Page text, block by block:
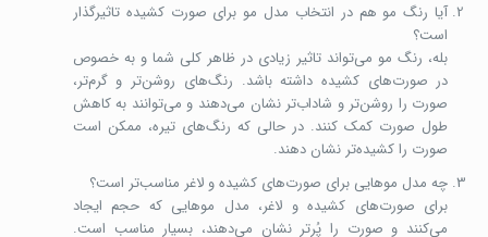
آیا رنگ مو هم در انتخاب مدل مو برای صورت کشیده تاثیرگذار
است؟
بله، رنگ مو می‌تواند تاثیر زیادی در ظاهر کلی شما و به خصوص
در صورت‌های کشیده داشته باشد. رنگ‌های روشن‌تر و گرم‌تر،
صورت را روشن‌تر و شاداب‌تر نشان می‌دهند و می‌توانند به کاهش
طول صورت کمک کنند. در حالی که رنگ‌های تیره، ممکن است
صورت را کشیده‌تر نشان دهند.
چه مدل موهایی برای صورت‌های کشیده و لاغر مناسب‌تر است؟
برای صورت‌های کشیده و لاغر، مدل موهایی که حجم ایجاد
می‌کنند و صورت را پُرتر نشان می‌دهند، بسیار مناسب است.